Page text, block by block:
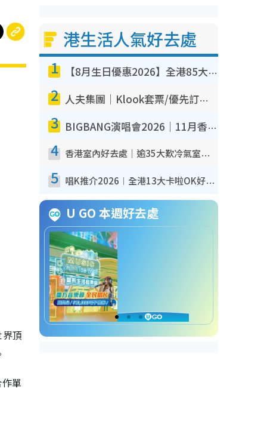
頂
單
港生活人氣好去處
1 【8月生日優惠2026】全港85大食買玩著數攻略 自助餐/火鍋放題同行免費＋誠品/DONKI送現金券
2 人夫集團｜Klook套票/優先訂票/公開發售搶飛攻略！附票價.購票連結.場地座位表
3 BIGBANG演唱會2026｜11月香港啟德開3場！實名制VIP申請、優先購票攻略
4 香港室內好去處｜逾35大歎冷氣室內好去處推介 室內活動免費避雨無懼落雨
5 唱K推介2026︱全港13大卡啦OK好去處！最平$36起 日文K都有！(附地址+收費詳情)
U GO 本週好去處